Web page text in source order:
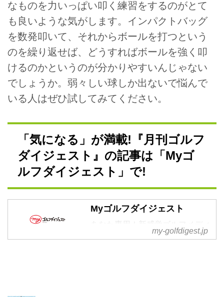
なものを力いっぱい叩く練習をするのがとて
も良いような気がします。インパクトバッグ
を数発叩いて、それからボールを打つという
のを繰り返せば、どうすればボールを強く叩
けるのかというのが分かりやすいんじゃない
でしょうか。弱々しい球しか出ないで悩んで
いる人はぜひ試してみてください。
「気になる」が満載!『月刊ゴルフ
ダイジェスト』の記事は「Myゴ
ルフダイジェスト」で!
Myゴルフダイジェスト
あなた専用！新感覚ゴルフメディ
ア by ゴルフダイジェスト。2021
my-golfdigest.jp